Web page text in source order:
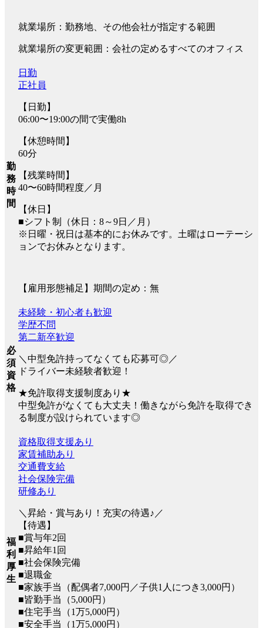
就業場所：勤務地、その他会社が指定する範囲
就業場所の変更範囲：会社の定めるすべてのオフィス
勤
務
時
間
日勤
正社員
【日勤】
06:00〜19:00の間で実働8h
【休憩時間】
60分
【残業時間】
40〜60時間程度／月
【休日】
■シフト制（休日：8～9日／月）
※日曜・祝日は基本的にお休みです。土曜はローテーシ
ョンでお休みとなります。
【雇用形態補足】期間の定め：無
必
須
資
格
未経験・初心者も歓迎
学歴不問
第二新卒歓迎
＼中型免許持ってなくても応募可◎／
ドライバー未経験者歓迎！
★免許取得支援制度あり★
中型免許がなくても大丈夫！働きながら免許を取得でき
る制度が設けられています◎
福
利
厚
生
資格取得支援あり
家賃補助あり
交通費支給
社会保険完備
研修あり
＼昇給・賞与あり！充実の待遇♪／
【待遇】
■賞与年2回
■昇給年1回
■社会保険完備
■退職金
■家族手当（配偶者7,000円／子供1人につき3,000円）
■皆勤手当（5,000円）
■住宅手当（1万5,000円）
■安全手当（1万5,000円）